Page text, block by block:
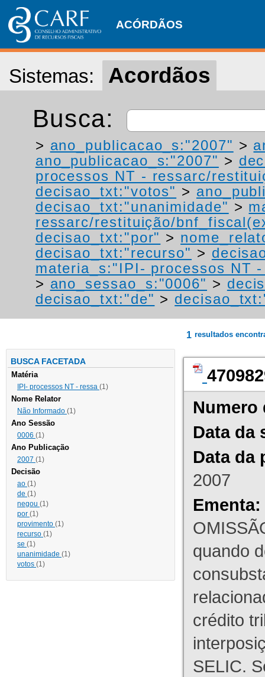
ACÓRDÃOS
Sistemas: Acordãos
Busca:
> ano_publicacao_s:"2007" >
ano_publicacao_s:"2007" >
processos NT - ressarc/
decisao_txt:"votos" >
decisao_txt:"unanimidade" >
ressarc/restituição/
decisao_txt:"por" >
decisao_txt:"recurso" >
materia_s:"IPI- processos NT
> ano_sessao_s:"0006" >
decisao_txt:"de" >
BUSCA FACETADA
Matéria
IPI- processos NT - ressa (1)
Nome Relator
Não Informado (1)
Ano Sessão
0006 (1)
Ano Publicação
2007 (1)
Decisão
ao (1)
de (1)
negou (1)
por (1)
provimento (1)
recurso (1)
se (1)
unanimidade (1)
votos (1)
1 resultados
Numero
Data da
Data da
2007
Ementa:
quando
crédito
SELIC.